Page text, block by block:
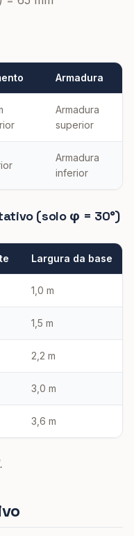
Armadura
Armadura
superior
Armadura
inferior
(solo φ = 30°)
Largura da base
1,0 m
1,5 m
2,2 m
3,0 m
3,6 m